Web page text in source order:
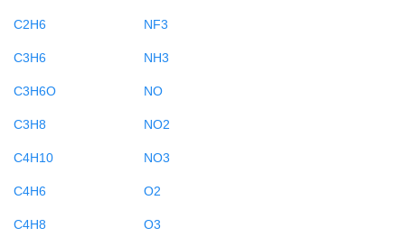
C2H6
C3H6
C3H6O
C3H8
C4H10
C4H6
C4H8
NF3
NH3
NO
NO2
NO3
O2
O3